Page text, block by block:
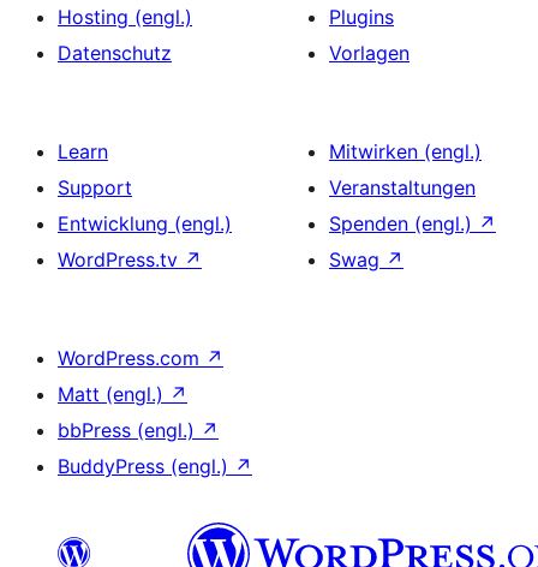
Hosting (engl.)
Datenschutz
Plugins
Vorlagen
Learn
Support
Entwicklung (engl.)
WordPress.tv ↗
Mitwirken (engl.)
Veranstaltungen
Spenden (engl.) ↗
Swag ↗
WordPress.com ↗
Matt (engl.) ↗
bbPress (engl.) ↗
BuddyPress (engl.) ↗